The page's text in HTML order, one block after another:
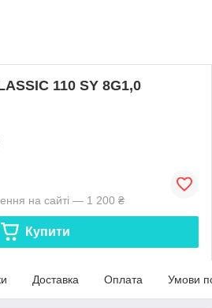
110 SY 8G1,0
на сайті — 1 200 ₴
Купити
Доставка Оплата Умови